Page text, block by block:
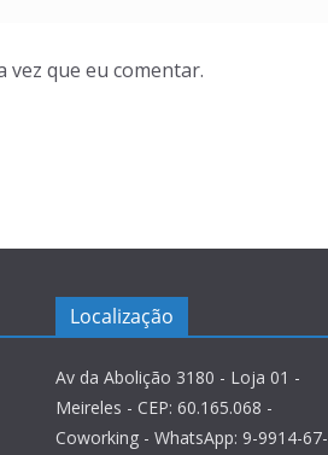
vez que eu comentar.
Localização
Av da Abolição 3180 - Loja 01 -
Meireles - CEP: 60.165.068 -
Coworking - WhatsApp: 9-9914-67-